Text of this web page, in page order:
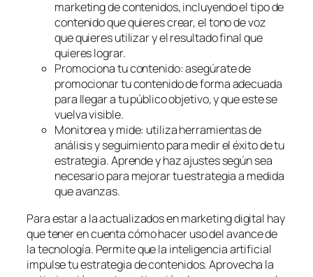
marketing de contenidos, incluyendo el tipo de
contenido que quieres crear, el tono de voz
que quieres utilizar y el resultado final que
quieres lograr.
Promociona tu contenido: asegúrate de
promocionar tu contenido de forma adecuada
para llegar a tu público objetivo, y que este se
vuelva visible.
Monitorea y mide: utiliza herramientas de
análisis y seguimiento para medir el éxito de tu
estrategia. Aprende y haz ajustes según sea
necesario para mejorar tu estrategia a medida
que avanzas.
Para estar a la actualizados en marketing digital hay
que tener en cuenta cómo hacer uso del avance de
la tecnología. Permite que la inteligencia artificial
impulse tu estrategia de contenidos. Aprovecha la